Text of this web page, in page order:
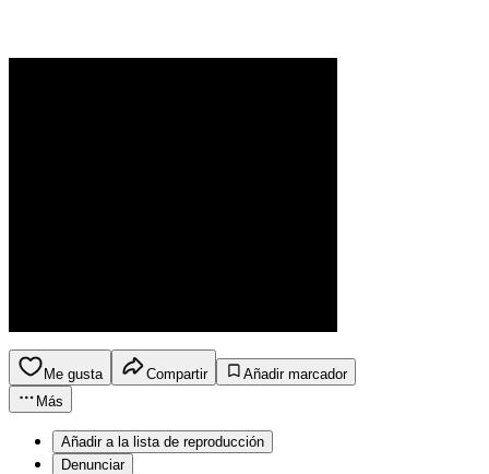
Me gusta Compartir
Añadir marcador
Más
Añadir a la lista de reproducción
Denunciar